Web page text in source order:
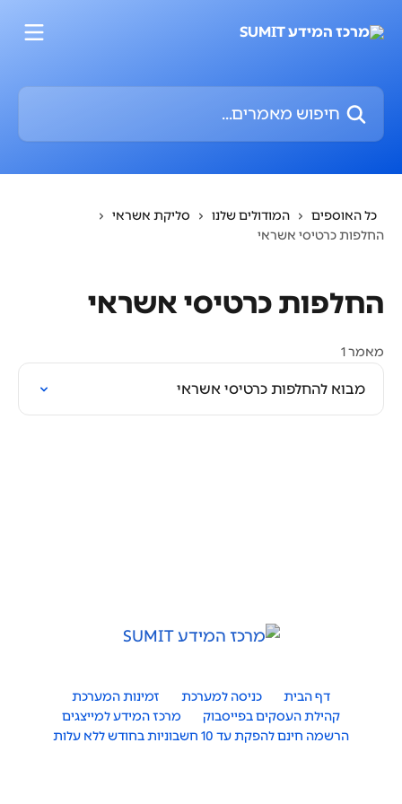
חיפוש מאמרים...
כל האוספים המודולים שלנו
סליקת אשראי
החלפות כרטיסי אשראי
החלפות כרטיסי אשראי
מאמר 1
מבוא להחלפות כרטיסי אשראי
דף הבית כניסה למערכת
זמינות המערכת
קהילת העסקים בפייסבוק
מרכז המידע למייצגים
הרשמה חינם להפקת עד 10 חשבוניות בחודש ללא עלות